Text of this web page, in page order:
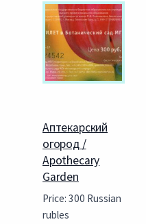
Аптекарский
огород /
Apothecary
Garden
Price: 300 Russian
rubles